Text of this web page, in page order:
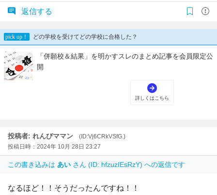
返信する
投稿者: れんびママン
(ID:Vj6CRkVSfG.)
投稿日時：2024年 10月 28日 23:27
この書き込みは あい さん (ID: hfzuzIEsRzY) への返信です
なるほど！！そうだったんですね！！